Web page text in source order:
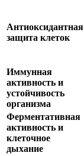
Антиоксидантная
защита клеток
Иммунная
активность и
устойчивость
организма
Ферментативная
активность и
клеточное
дыхание